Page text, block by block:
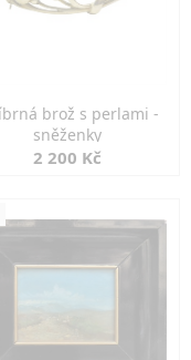
brož s perlami -
sněženky
2 200 Kč